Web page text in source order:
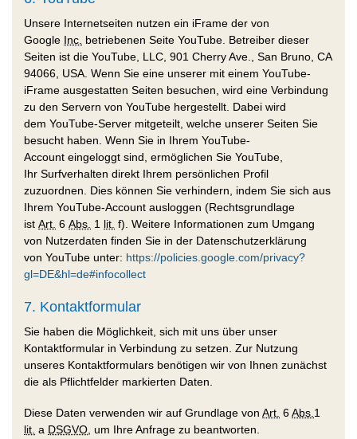
Unsere Internetseiten nutzen ein iFrame der von
Google Inc. betriebenen Seite YouTube . Betreiber dieser
Seiten ist die YouTube, LLC, 901 Cherry Ave., San Bruno, CA
94066, USA. Wenn Sie eine unserer mit einem YouTube-
iFrame ausgestatten Seiten besuchen, wird eine Verbindung
zu den Servern von YouTube hergestellt. Dabei wird
dem YouTube-Server mitgeteilt, welche unserer Seiten Sie
besucht haben. Wenn Sie in Ihrem YouTube-
Account eingeloggt sind, ermöglichen Sie YouTube
Ihr Surfverhalten direkt Ihrem persönlichen Profil
zuzuordnen. Dies können Sie verhindern, indem Sie sich aus
Ihrem YouTube-Account ausloggen (Rechtsgrundlage
ist Art. 6 Abs. 1 lit. f). Weitere Informationen zum Umgang
von Nutzerdaten finden Sie in der Datenschutzerklärung
von YouTube unter: https://policies.google.com/privacy?
gl=DE&hl=de#infocollect
7. Kontaktformular
Sie haben die Möglichkeit, sich mit uns über unser
Kontaktformular in Verbindung zu setzen. Zur Nutzung
unseres Kontaktformulars benötigen wir von Ihnen zunächst
die als Pflichtfelder markierten Daten.
Diese Daten verwenden wir auf Grundlage von Art. 6Abs. 1
lit. a DSGVO , um Ihre Anfrage zu beantworten.